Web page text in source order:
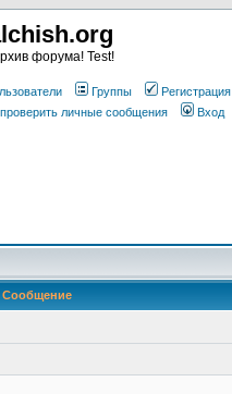
форума! Test!
Группы
Регистрация
личные сообщения Вход
Сообщение